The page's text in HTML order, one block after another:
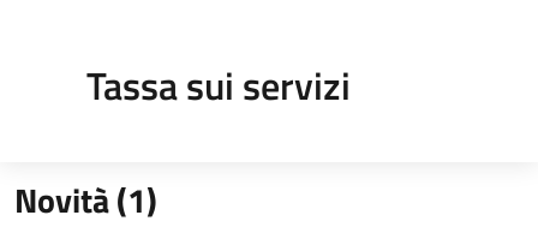
Tassa sui servizi
Novità (1)